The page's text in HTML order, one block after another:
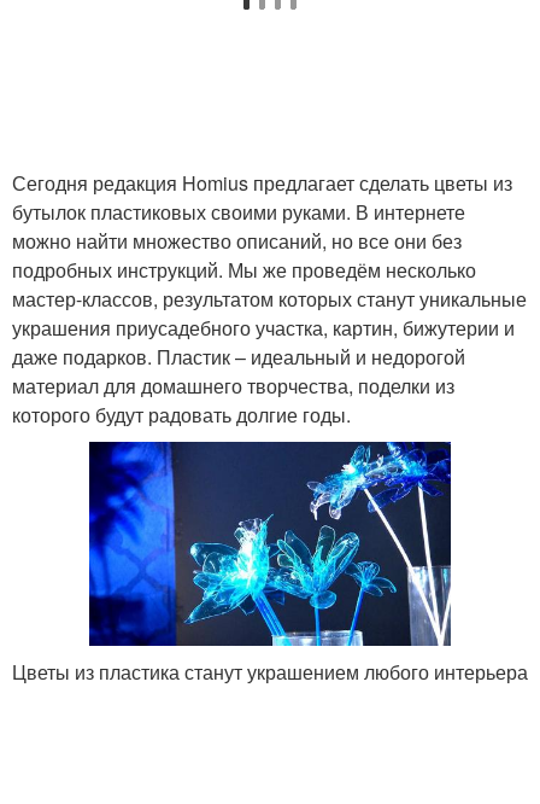
Сегодня редакция Homius предлагает сделать цветы из
бутылок пластиковых своими руками. В интернете
можно найти множество описаний, но все они без
подробных инструкций. Мы же проведём несколько
мастер-классов, результатом которых станут уникальные
украшения приусадебного участка, картин, бижутерии и
даже подарков. Пластик – идеальный и недорогой
материал для домашнего творчества, поделки из
которого будут радовать долгие годы.
Цветы из пластика станут украшением любого интерьера